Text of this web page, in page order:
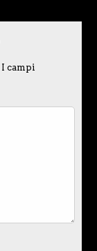
I campi